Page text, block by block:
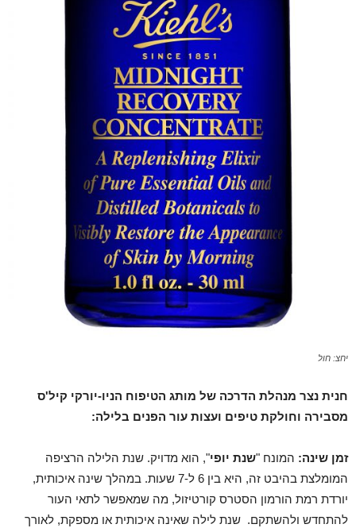
יחצ: חול
חנית נצר מנהלת הדרכה של מותג הטיפוח הניו-יורקי קיל'ס
מסבירה וחולקת טיפים ועצות עור הפנים בלילה:
זמן שינה: המונח "שנת יופי", הוא מדויק. שנת הלילה הרציפה
המומלצת בהיבט זה, היא בין 6 ל-7 שעות. במהלך שינה איכותית,
יורדת רמת הורמון הסטרס קורטיזול, מה שמאפשר לתאי העור
להתחדש ולהשתקם. שנת לילה שאינה איכותית או מספקת, לאורך